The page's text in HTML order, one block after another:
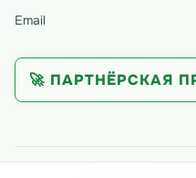
Email
🚀 ПАРТНЁРСКАЯ